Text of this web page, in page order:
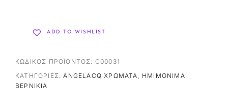
ADD TO WISHLIST
ΚΩΔΙΚΌΣ ΠΡΟΪΌΝΤΟΣ: C00031
ΚΑΤΗΓΟΡΊΕΣ:ANGELACQ ΧΡΏΜΑΤΑ , ΗΜΙΜΌΝΙΜΑ
ΒΕΡΝΊΚΙΑ